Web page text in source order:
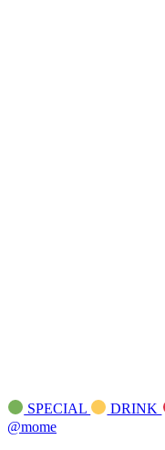
SPECIAL DRINK
@mome